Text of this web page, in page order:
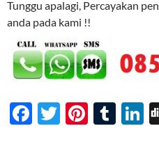
Tunggu apalagi, Percayakan
anda pada kami !!
F
T
Pi T